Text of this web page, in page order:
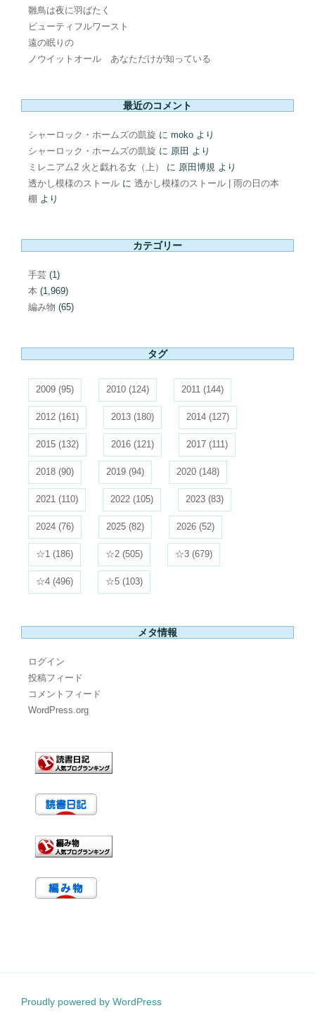
雛鳥は夜に羽ばたく
ビューティフルワースト
遠の眠りの
ノウイットオール あなただけが知っている
最近のコメント
シャーロック・ホームズの凱旋 に moko より
シャーロック・ホームズの凱旋 に 原田 より
ミレニアム2 火と戯れる女（上）
に 原田博規 より
透かし模様のストール に 透かし模様のストール | 雨の日の本
棚 より
カテゴリー
手芸 (1)
本 (1,969)
編み物 (65)
タグ
2009 (95) 2010 (124) 2011 (144)
2012 (161) 2013 (180) 2014 (127)
2015 (132) 2016 (121) 2017 (111)
2018 (90) 2019 (94) 2020 (148)
2021 (110) 2022 (105) 2023 (83)
2024 (76) 2025 (82) 2026 (52)
☆1 (186) ☆2 (505) ☆3 (679)
☆4 (496) ☆5 (103)
メタ情報
ログイン
投稿フィード
コメントフィード
WordPress.org
Proudly powered by WordPress